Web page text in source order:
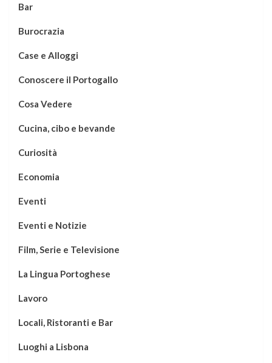
Bar
Burocrazia
Case e Alloggi
Conoscere il Portogallo
Cosa Vedere
Cucina, cibo e bevande
Curiosità
Economia
Eventi
Eventi e Notizie
Film, Serie e Televisione
La Lingua Portoghese
Lavoro
Locali, Ristoranti e Bar
Luoghi a Lisbona